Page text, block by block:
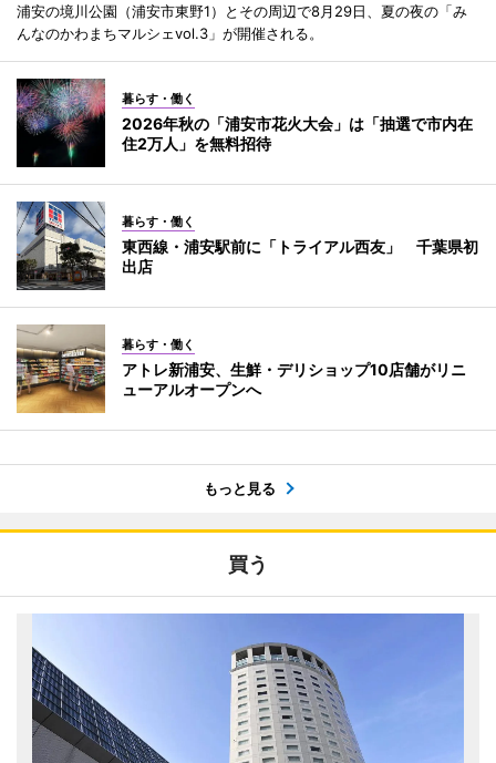
浦安の境川公園（浦安市東野1）とその周辺で8月29日、夏の夜の「み
んなのかわまちマルシェvol.3」が開催される。
暮らす・働く
2026年秋の「浦安市花火大会」は「抽選で市内在
住2万人」を無料招待
暮らす・働く
東西線・浦安駅前に「トライアル西友」 千葉県初
出店
暮らす・働く
アトレ新浦安、生鮮・デリショップ10店舗がリニ
ューアルオープンへ
もっと見る
買う